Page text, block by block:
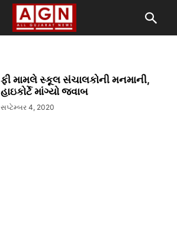
ફી મામલે સ્કૂલ સંચાલકોની મનમાની,
હાઇકોર્ટે માંગ્યો જવાબ
સપ્ટેમ્બર 4, 2020